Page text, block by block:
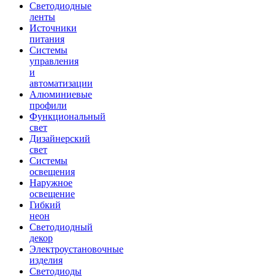
Светодиодные
ленты
Источники
питания
Системы
управления
и
автоматизации
Алюминиевые
профили
Функциональный
свет
Дизайнерский
свет
Системы
освещения
Наружное
освещение
Гибкий
неон
Светодиодный
декор
Электроустановочные
изделия
Светодиоды